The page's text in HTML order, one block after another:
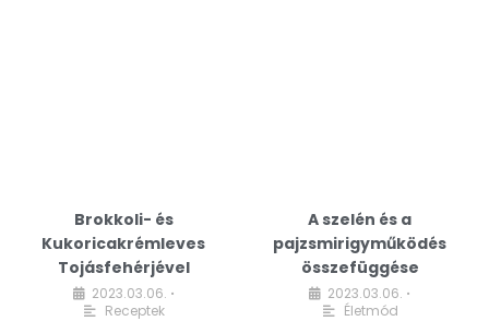
Brokkoli- és
Kukoricakrémleves
Tojásfehérjével
2023.03.06. •
Receptek
A szelén és a
pajzsmirigyműködés
összefüggése
2023.03.06. •
Életmód